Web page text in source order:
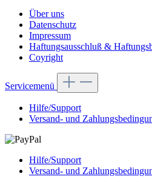
Über uns
Datenschutz
Impressum
Haftungsausschluß &
Coyright
Servicemenü
Hilfe/Support
Versand- und
Hilfe/Support
Versand- und